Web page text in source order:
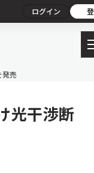
ログイン
発売
光干渉断